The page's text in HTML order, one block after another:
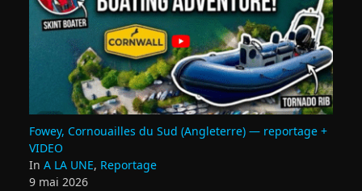
Fowey, Cornouailles du Sud (Angleterre) — reportage +
VIDEO
In A LA UNE, Reportage
9 mai 2026